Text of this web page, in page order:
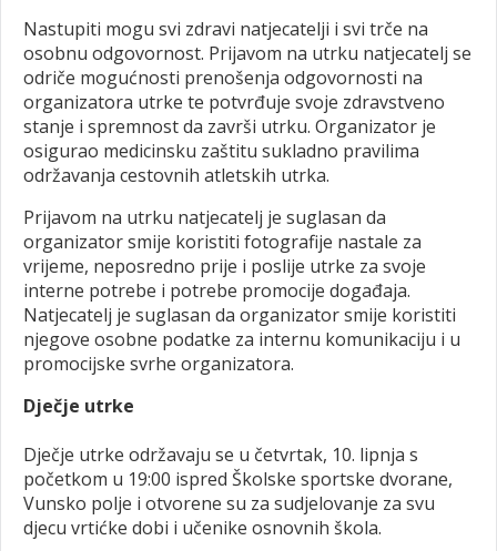
Nastupiti mogu svi zdravi natjecatelji i svi trče na
osobnu odgovornost. Prijavom na utrku natjecatelj se
odriče mogućnosti prenošenja odgovornosti na
organizatora utrke te potvrđuje svoje zdravstveno
stanje i spremnost da završi utrku. Organizator je
osigurao medicinsku zaštitu sukladno pravilima
održavanja cestovnih atletskih utrka.
Prijavom na utrku natjecatelj je suglasan da
organizator smije koristiti fotografije nastale za
vrijeme, neposredno prije i poslije utrke za svoje
interne potrebe i potrebe promocije događaja.
Natjecatelj je suglasan da organizator smije koristiti
njegove osobne podatke za internu komunikaciju i u
promocijske svrhe organizatora.
Dječje utrke
Dječje utrke održavaju se u četvrtak, 10. lipnja s
početkom u 19:00 ispred Školske sportske dvorane,
Vunsko polje i otvorene su za sudjelovanje za svu
djecu vrtićke dobi i učenike osnovnih škola.